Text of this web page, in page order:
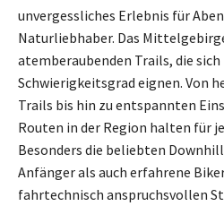
unvergessliches Erlebnis für
Naturliebhaber. Das
atemberaubenden Trails, die sich
Schwierigkeitsgrad eignen. Von
Trails bis hin zu entspannten
Routen in der Region halten für
Besonders die beliebten
Anfänger als auch erfahrene
fahrtechnisch anspruchsvollen